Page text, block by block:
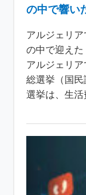
の中で響い
アルジェリ
の中で迎えた
アルジェリ
総選挙（国
選挙は、生